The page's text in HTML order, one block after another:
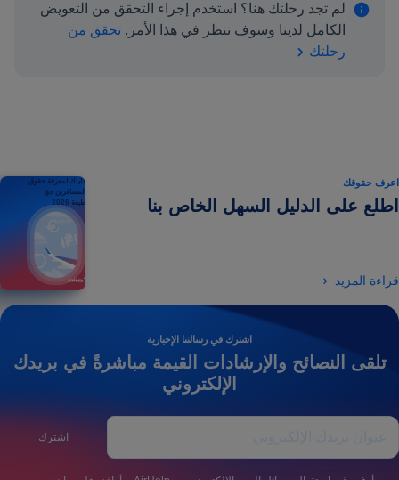
لم تجد رحلتك هنا؟ استخدم إجراء التحقق من التعويض
الكامل لدينا وسوف ننظر في هذا الأمر. تحقق من
رحلتك
اشترك في رسالتنا الإخبارية
تلقى النصائح والإرشادات القيمة مباشرةً في بريدك
الإلكتروني
اشترك
اعرف حقوقك
اطلع على الدليل السهل الخاص بنا
قراءة المزيد
دليلك لمعرفة حقوق
المسافرين جوًا
طبعة 2026